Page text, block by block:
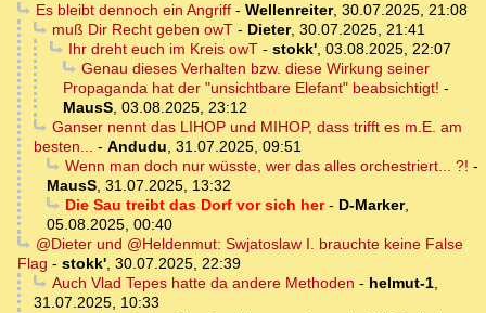
Es bleibt dennoch ein Angriff- Wellenreiter, 30.07.2025, 21:08
muß Dir Recht geben owT- Dieter, 30.07.2025, 21:41
Ihr dreht euch im Kreis owT- stokk', 03.08.2025, 22:07
Genau dieses Verhalten bzw. diese Wirkung seiner
Propaganda hat der "unsichtbare Elefant" beabsichtigt! -
MausS, 03.08.2025, 23:12
Ganser nennt das LIHOP und MIHOP, dass trifft es m.E. am
besten... - Andudu, 31.07.2025, 09:51
Wenn man doch nur wüsste, wer das alles orchestriert... ?! -
MausS, 31.07.2025, 13:32
Die Sau treibt das Dorf vor sich her- D-Marker,
05.08.2025, 00:40
@Dieter und @Heldenmut: Swjatoslaw I. brauchte keine False
Flag - stokk', 30.07.2025, 22:39
Auch Vlad Tepes hatte da andere Methoden - helmut-1,
31.07.2025, 10:33